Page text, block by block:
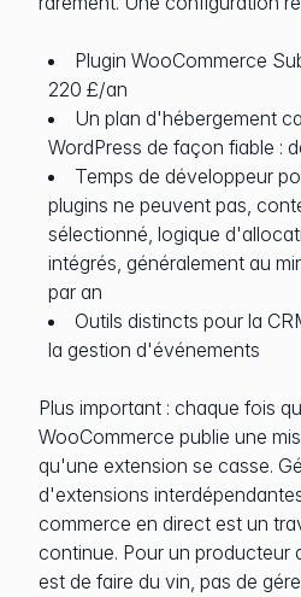
Plugin WooCommerce
220 £/an
Un plan d'hébergement
WordPress de façon fiable :
Temps de développeur
plugins ne peuvent pas,
sélectionné, logique
intégrés, généralement au
par an
Outils distincts pour la
la gestion d'événements
Plus important : chaque fois
WooCommerce publie une
qu'une extension se casse.
d'extensions
commerce en direct est un
continue. Pour un
est de faire du vin, pas de